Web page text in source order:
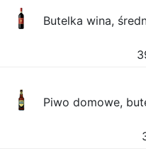
Butelka wina,
Piwo domowe,